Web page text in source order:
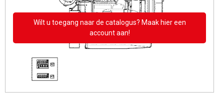
Wilt u toegang naar de catalogus? Maak hier een
account aan!